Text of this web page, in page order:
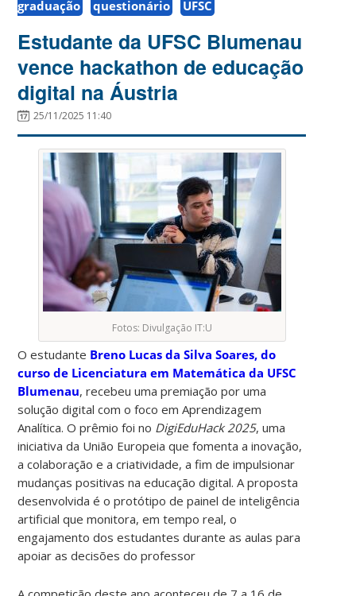
graduação questionário UFSC
Estudante da UFSC Blumenau
vence hackathon de educação
digital na Áustria
25/11/2025 11:40
Fotos: Divulgação IT:U
O estudante Breno Lucas da Silva Soares, do
curso de Licenciatura em Matemática da UFSC
Blumenau, recebeu uma premiação por uma
solução digital com o foco em Aprendizagem
Analítica. O prêmio foi no DigiEduHack 2025, uma
iniciativa da União Europeia que fomenta a inovação,
a colaboração e a criatividade, a fim de impulsionar
mudanças positivas na educação digital. A proposta
desenvolvida é o protótipo de painel de inteligência
artificial que monitora, em tempo real, o
engajamento dos estudantes durante as aulas para
apoiar as decisões do professor